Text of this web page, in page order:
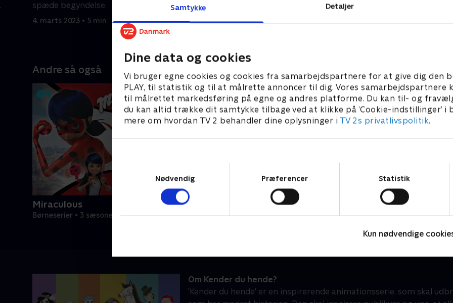
Samtykke Detaljer
Dine data og cookies
Vi bruger egne cookies og cookies fra samarbejdspartnere for at give dig den
PLAY, til statistik og til at målrette annoncer til dig. Vores samarbejdspartnere
til målrettet markedsføring på egne og andres platforme. Du kan til- og
du kan altid trække dit samtykke tilbage ved at klikke på ’Cookie-indstillinger’ i
mere om hvordan TV 2 behandler dine oplysninger i TV 2s privatlivspolitik.
Nødvendig
Præferencer Statistik
Kun nødvendige
spæde begyndelse.
4. marts 2023 • 5 min
som endda vandt sølv!
4. marts 2023 • 5 min
mission om at skabe
Andre så også
Miraculous
Børneserier • 3 sæsoner
Se hva jeg kan
Om Kender du hende?
'Kender du hende' er en inspirerende animationsserie, som skal